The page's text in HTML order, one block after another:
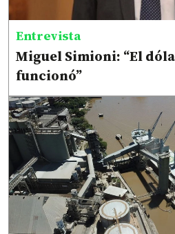
Entrevista
Miguel Simioni: “El
funcionó”